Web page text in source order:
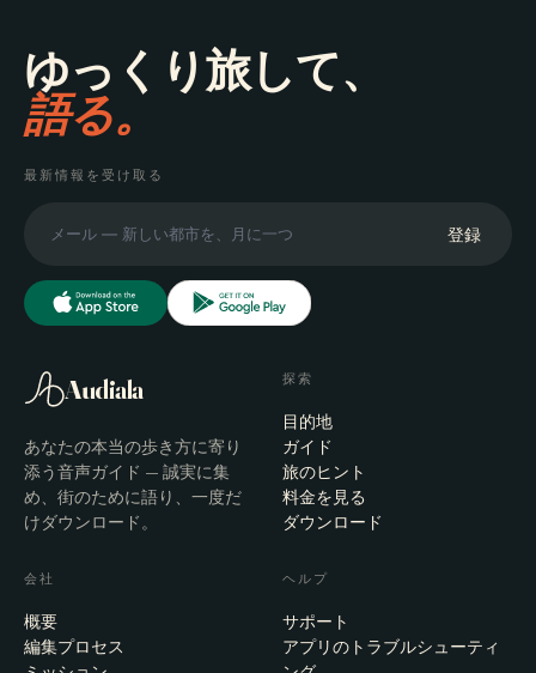
ゆっくり旅して、
語る。
最新情報を受け取る
登録
Audiala
あなたの本当の歩き方に寄り
添う音声ガイド — 誠実に集
め、街のために語り、一度だ
けダウンロード。
探索
目的地
ガイド
旅のヒント
料金を見る
ダウンロード
会社
概要
編集プロセス
ヘルプ
サポート
アプリのトラブルシューティ